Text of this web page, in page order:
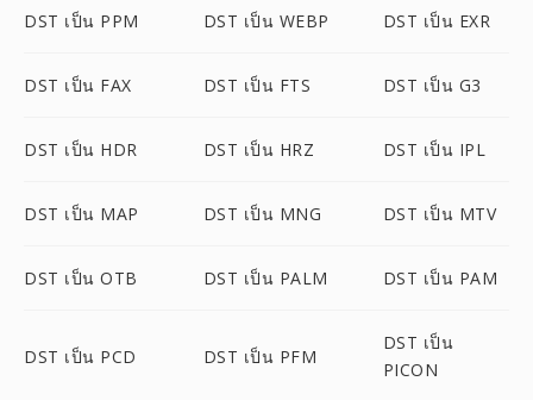
DST เป็น PPM DST เป็น WEBP DST เป็น EXR
DST เป็น FAX DST เป็น FTS DST เป็น G3
DST เป็น HDR DST เป็น HRZ DST เป็น IPL
DST เป็น MAP DST เป็น MNG DST เป็น MTV
DST เป็น OTB DST เป็น PALM DST เป็น PAM
DST เป็น PCD DST เป็น PFM
DST เป็น
PICON